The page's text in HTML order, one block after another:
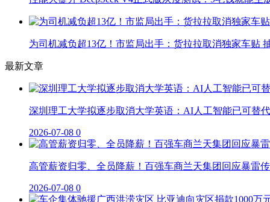
为司机减负超13亿！市监局出手：货拉拉取消独家车贴
最新文章
深圳理工大学拟逐步取消大学英语：AI人工智能已可替代
2026-07-08 0
高管薪资归零、全员降薪！百强车商兰天集团回应暴雷
2026-07-08 0